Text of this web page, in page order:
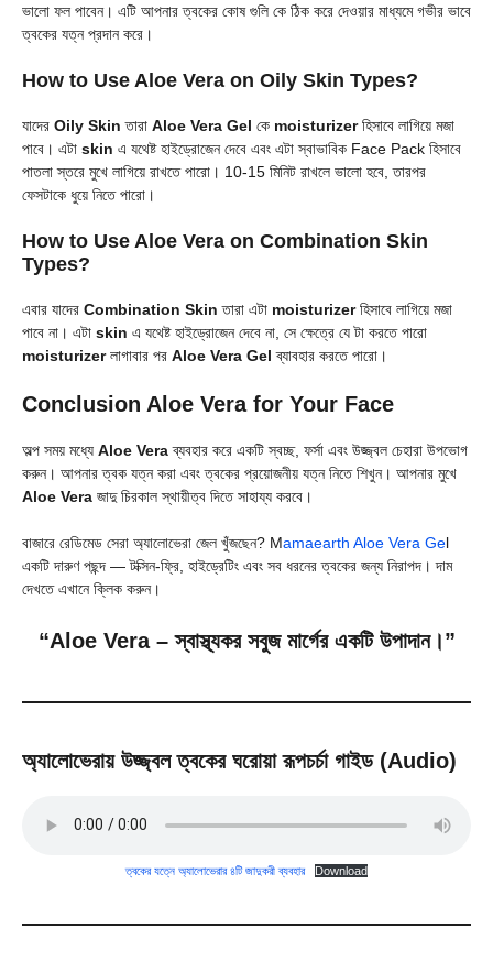
ভালো ফল পাবেন। এটি আপনার ত্বকের কোষ গুলি কে ঠিক করে দেওয়ার মাধ্যমে গভীর ভাবে
ত্বকের যত্ন প্রদান করে।
How to Use Aloe Vera on Oily Skin Types?
যাদের Oily Skin তারা Aloe Vera Gel কে moisturizerহিসাবে লাগিয়ে মজা
পাবে। এটা skin এ যথেষ্ট হাইড্রোজেন দেবে এবং এটা স্বাভাবিক Face Pack হিসাবে
পাতলা স্তরে মুখে লাগিয়ে রাখতে পারো। 10-15 মিনিট রাখলে ভালো হবে, তারপর
ফেসটাকে ধুয়ে নিতে পারো।
How to Use Aloe Vera on Combination Skin
Types?
এবার যাদের Combination Skin তারা এটা moisturizerহিসাবে লাগিয়ে মজা
পাবে না। এটা skin এ যথেষ্ট হাইড্রোজেন দেবে না, সে ক্ষেত্রে যে টা করতে পারো
moisturizerলাগাবার পর Aloe Vera Gel ব্যাবহার করতে পারো।
Conclusion Aloe Vera for Your Face
অল্প সময় মধ্যে Aloe Veraব্যবহার করে একটি স্বচ্ছ, ফর্সা এবং উজ্জ্বল চেহারা উপভোগ
করুন। আপনার ত্বক যত্ন করা এবং ত্বকের প্রয়োজনীয় যত্ন নিতে শিখুন। আপনার মুখে
Aloe Vera জাদু চিরকাল স্থায়ীত্ব দিতে সাহায্য করবে।
বাজারে রেডিমেড সেরা অ্যালোভেরা জেল খুঁজছেন? Mamaearth Aloe Vera Gel
একটি দারুণ পছন্দ — টক্সিন-ফ্রি, হাইড্রেটিং এবং সব ধরনের ত্বকের জন্য নিরাপদ। দাম
দেখতে এখানে ক্লিক করুন।
“Aloe Vera – স্বাস্থ্যকর সবুজ মার্গের একটি উপাদান।”
অ্যালোভেরায় উজ্জ্বল ত্বকের ঘরোয়া রূপচর্চা গাইড (Audio)
ত্বকের যত্নে অ্যালোভেরার ৪টি জাদুকরী ব্যবহার Download